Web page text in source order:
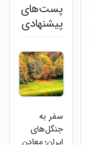
پست‌های
پیشنهادی
سفر به
جنگل‌های
ایران؛ معادن